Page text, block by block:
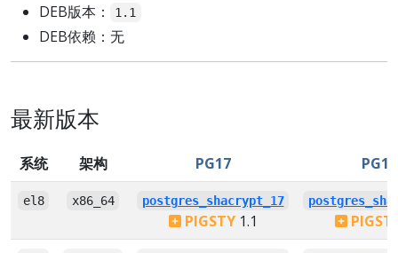
DEB版本： 1.1
DEB依赖：无
最新版本
系统 架构 PG17 PG16
el8 x86_64 postgres_shacrypt_17
PIGSTY1.1